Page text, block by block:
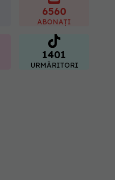
"codul cromatic" al
6560
ABONAȚI
1401
URMĂRITORI